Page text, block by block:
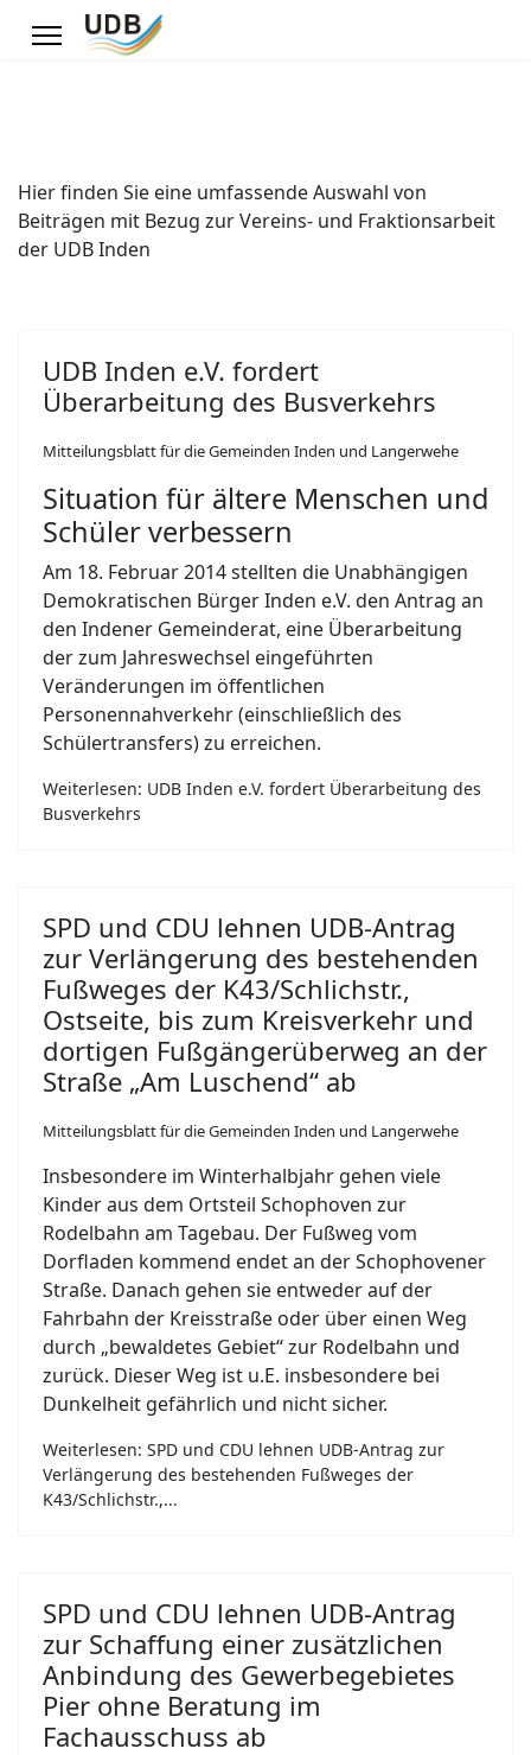
Hier finden Sie eine umfassende Auswahl von
Beiträgen mit Bezug zur Vereins- und Fraktionsarbeit
der UDB Inden
UDB Inden e.V. fordert
Überarbeitung des Busverkehrs
Mitteilungsblatt für die Gemeinden Inden und Langerwehe
Situation für ältere Menschen und
Schüler verbessern
Am 18. Februar 2014 stellten die Unabhängigen
Demokratischen Bürger Inden e.V. den Antrag an
den Indener Gemeinderat, eine Überarbeitung
der zum Jahreswechsel eingeführten
Veränderungen im öffentlichen
Personennahverkehr (einschließlich des
Schülertransfers) zu erreichen.
Weiterlesen: UDB Inden e.V. fordert Überarbeitung des
Busverkehrs
SPD und CDU lehnen UDB-Antrag
zur Verlängerung des bestehenden
Fußweges der K43/Schlichstr.,
Ostseite, bis zum Kreisverkehr und
dortigen Fußgängerüberweg an der
Straße „Am Luschend“ ab
Mitteilungsblatt für die Gemeinden Inden und Langerwehe
Insbesondere im Winterhalbjahr gehen viele
Kinder aus dem Ortsteil Schophoven zur
Rodelbahn am Tagebau. Der Fußweg vom
Dorfladen kommend endet an der Schophovener
Straße. Danach gehen sie entweder auf der
Fahrbahn der Kreisstraße oder über einen Weg
durch „bewaldetes Gebiet“ zur Rodelbahn und
zurück. Dieser Weg ist u.E. insbesondere bei
Dunkelheit gefährlich und nicht sicher.
Weiterlesen: SPD und CDU lehnen UDB-Antrag zur
Verlängerung des bestehenden Fußweges der
K43/Schlichstr.,...
SPD und CDU lehnen UDB-Antrag
zur Schaffung einer zusätzlichen
Anbindung des Gewerbegebietes
Pier ohne Beratung im
Fachausschuss ab